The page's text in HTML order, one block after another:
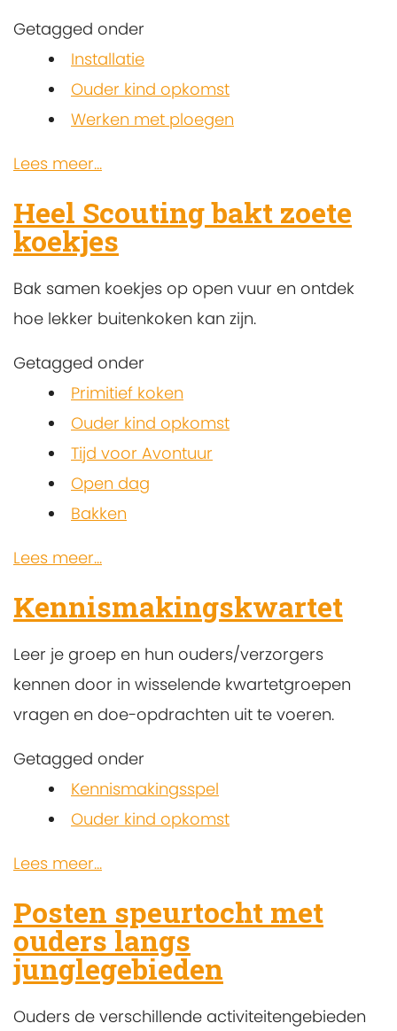
Getagged onder
Installatie
Ouder kind opkomst
Werken met ploegen
Lees meer...
Heel Scouting bakt zoete
koekjes
Bak samen koekjes op open vuur en ontdek
hoe lekker buitenkoken kan zijn.
Getagged onder
Primitief koken
Ouder kind opkomst
Tijd voor Avontuur
Open dag
Bakken
Lees meer...
Kennismakingskwartet
Leer je groep en hun ouders/verzorgers
kennen door in wisselende kwartetgroepen
vragen en doe-opdrachten uit te voeren.
Getagged onder
Kennismakingsspel
Ouder kind opkomst
Lees meer...
Posten speurtocht met
ouders langs
junglegebieden
Ouders de verschillende activiteitengebieden